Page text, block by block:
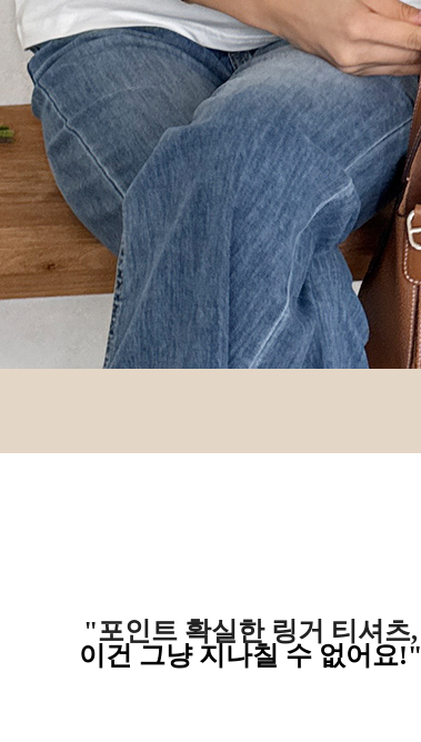
"포인트 확실한 링거 티셔츠,
이건 그냥 지나칠 수 없어요!"